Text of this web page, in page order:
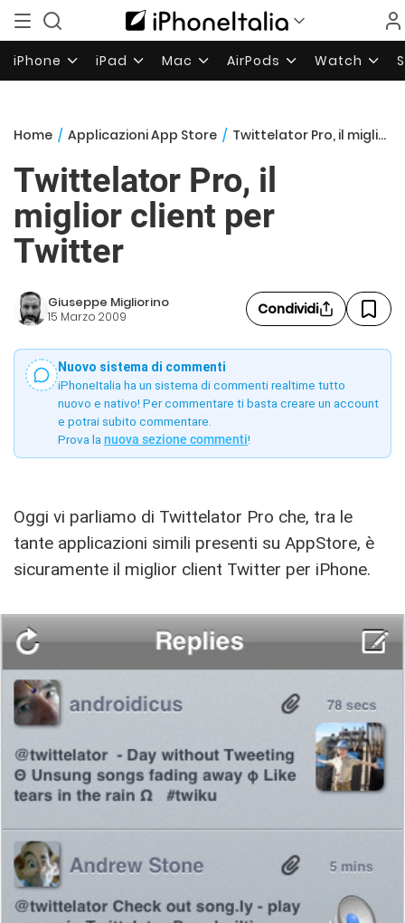
iPhone iPad Mac AirPods Watch
Home / Applicazioni App Store / Twittelator Pro, il miglior client per Twitter
Twittelator Pro, il
miglior client per
Twitter
Giuseppe Migliorino
15 Marzo 2009 Condividi
Nuovo sistema di commenti
iPhoneItalia ha un sistema di commenti realtime tutto
nuovo e nativo! Per commentare ti basta creare un account
e potrai subito commentare.
Prova la nuova sezione commenti!
Oggi vi parliamo di Twittelator Pro che, tra le
tante applicazioni simili presenti su AppStore, è
sicuramente il miglior client Twitter per iPhone.